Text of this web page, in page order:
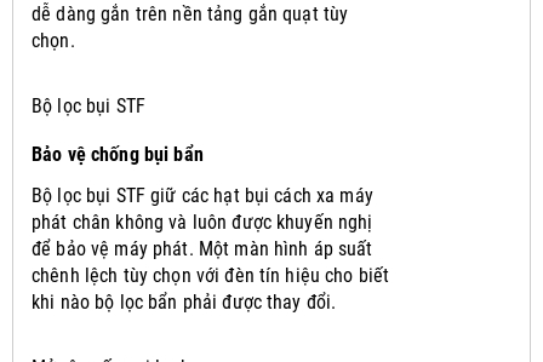
dễ dàng gắn trên nền tảng gắn quạt tùy
chọn.
Bộ lọc bụi STF
Bảo vệ chống bụi bẩn
Bộ lọc bụi STF giữ các hạt bụi cách xa máy
phát chân không và luôn được khuyến nghị
để bảo vệ máy phát. Một màn hình áp suất
chênh lệch tùy chọn với đèn tín hiệu cho biết
khi nào bộ lọc bẩn phải được thay đổi.